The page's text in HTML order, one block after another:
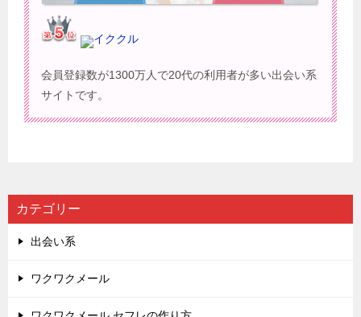
イククル
会員登録数が1300万人で20代の利用者が多い出会い系
サイトです。
カテゴリー
出会い系
ワクワクメール